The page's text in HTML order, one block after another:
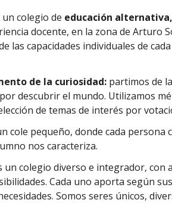
colegio de educación
docente, en la zona de Arturo
las capacidades individuales de
de la curiosidad: partimos de
descubrir el mundo. Utilizamos
de temas de interés por
cole pequeño, donde cada persona
nos caracteriza.
un colegio diverso e integrador, con
Cada uno aporta según
Somos seres únicos,